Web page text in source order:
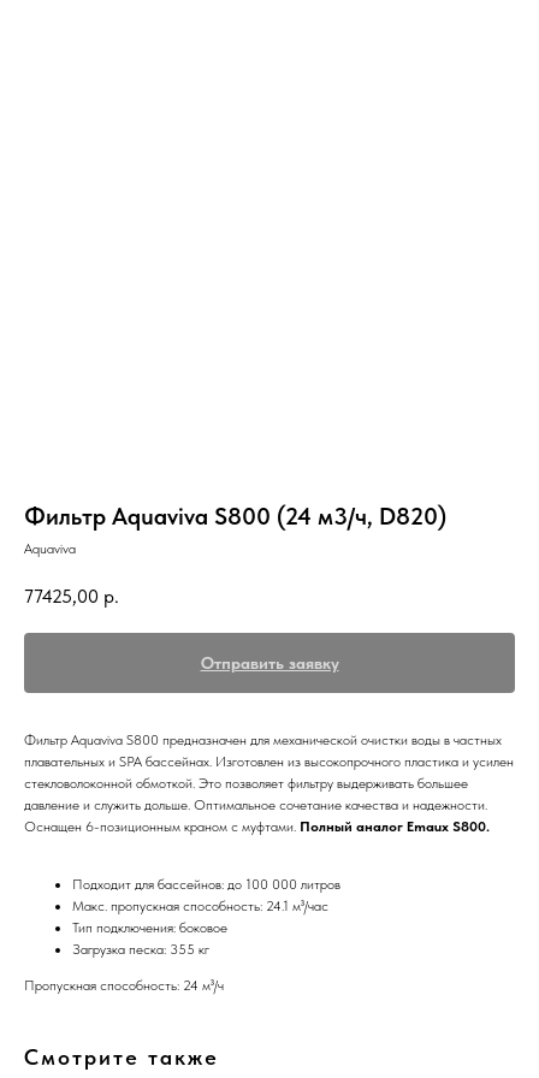
Фильтр Aquaviva S800 (24 м3/ч, D820)
Aquaviva
77425,00 р.
Отправить заявку
Фильтр Aquaviva S800 предназначен для механической очистки воды в частных
плавательных и SPA бассейнах. Изготовлен из высокопрочного пластика и усилен
стекловолоконной обмоткой. Это позволяет фильтру выдерживать большее
давление и служить дольше. Оптимальное сочетание качества и надежности.
Оснащен 6-позиционным краном с муфтами. Полный аналог Emaux S800.
Подходит для бассейнов: до 100 000 литров
Макс. пропускная способность: 24.1 м³/час
Тип подключения: боковое
Загрузка песка: 355 кг
Пропускная способность: 24 м³/ч
Смотрите также